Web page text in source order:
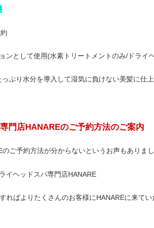
ンとして使用(水素トリートメントのみ/ドライ
ぷり水分を導入して湿気に負けない美髪に仕
門店HANAREのご予約方法のご案内
のご予約方法が分からないというお声もありま
イヘッドスパ専門店HANARE
ればよりたくさんのお客様にHANAREに来て